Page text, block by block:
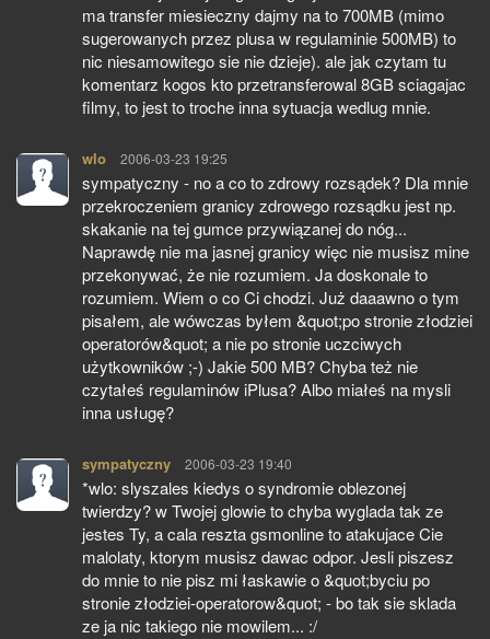
ma transfer miesieczny dajmy na to 700MB (mimo
sugerowanych przez plusa w regulaminie 500MB) to
nic niesamowitego sie nie dzieje). ale jak czytam tu
komentarz kogos kto przetransferowal 8GB sciagajac
filmy, to jest to troche inna sytuacja wedlug mnie.
wlo pisze:
2006-03-23 19:25
sympatyczny - no a co to zdrowy rozsądek? Dla mnie
przekroczeniem granicy zdrowego rozsądku jest np.
skakanie na tej gumce przywiązanej do nóg...
Naprawdę nie ma jasnej granicy więc nie musisz mine
przekonywać, że nie rozumiem. Ja doskonale to
rozumiem. Wiem o co Ci chodzi. Już daaawno o tym
pisałem, ale wówczas byłem &quot;po stronie złodziei
operatorów&quot; a nie po stronie uczciwych
użytkowników ;-) Jakie 500 MB? Chyba też nie
czytałeś regulaminów iPlusa? Albo miałeś na mysli
inna usługę?
sympatyczny pisze:
2006-03-23 19:40
*wlo: slyszales kiedys o syndromie oblezonej
twierdzy? w Twojej glowie to chyba wyglada tak ze
jestes Ty, a cala reszta gsmonline to atakujace Cie
malolaty, ktorym musisz dawac odpor. Jesli piszesz
do mnie to nie pisz mi łaskawie o &quot;byciu po
stronie złodziei-operatorow&quot; - bo tak sie sklada
ze ja nic takiego nie mowilem... :/